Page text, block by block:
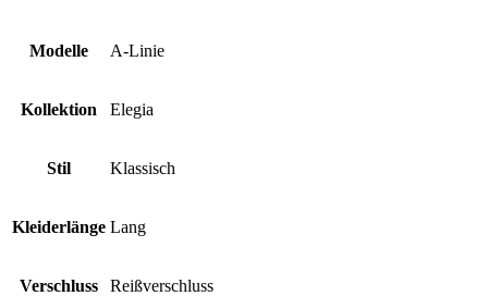
Modelle A-Linie
Kollektion Elegia
Stil Klassisch
Kleiderlänge Lang
Verschluss Reißverschluss